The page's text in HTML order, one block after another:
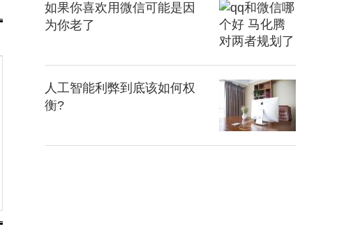
如果你喜欢用微信可能是因
为你老了
人工智能利弊到底该如何权
衡?